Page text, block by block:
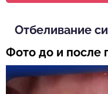
Отбеливание
Фото до и после